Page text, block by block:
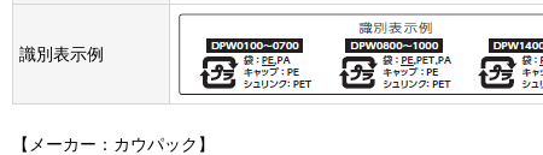
識別表示例
【メーカー：カウパック】